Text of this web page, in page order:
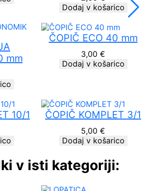
Dodaj v košarico
mm
ČOPIČ ECO 40 mm
3,00 €
Dodaj v košarico
10/1 ČOPIČ KOMPLET 3/1
5,00 €
Dodaj v košarico
v isti kategoriji: